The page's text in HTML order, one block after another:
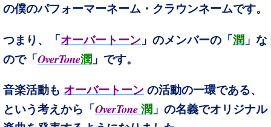
の僕のパフォーマーネーム・クラウンネームです。
つまり、 「 オーバートーン 」のメンバーの「 潤 」な
ので「 OverTone潤 」です。
音楽活動も オーバートーン の活動の一環である、
という考えから「 OverTone 潤 」の名義でオリジナル